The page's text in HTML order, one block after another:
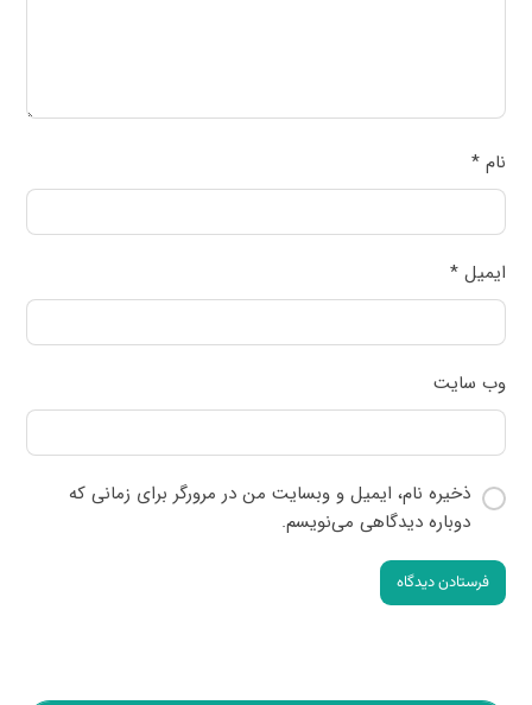
نام*
ایمیل*
وب‌ سایت
ذخیره نام، ایمیل و وبسایت من در مرورگر برای زمانی که
دوباره دیدگاهی می‌نویسم.
فرستادن دیدگاه